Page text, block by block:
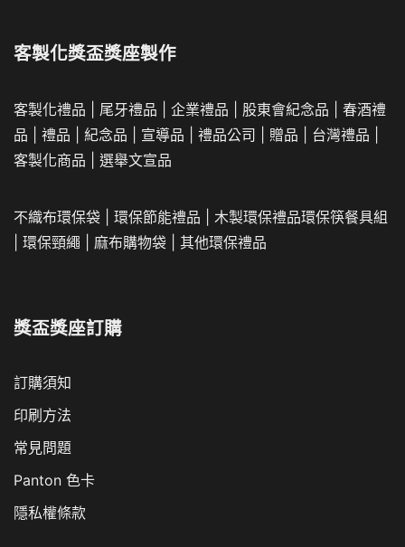
客製化獎盃獎座製作
客製化禮品 尾牙禮品 企業禮品 股東會紀念品
春酒禮
品
禮品 紀念品 宣導品 禮品公司 贈品 台灣禮品
客製化商品
選舉文宣品
不織布環保袋 環保節能禮品 木製環保禮品環保筷餐具組
環保頸繩 麻布購物袋 其他環保禮品
獎盃獎座訂購
訂購須知
印刷方法
常見問題
Panton 色卡
隱私權條款